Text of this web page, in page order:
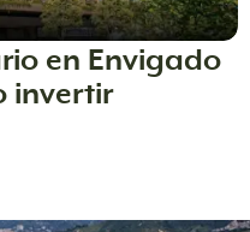
en Envigado
invertir